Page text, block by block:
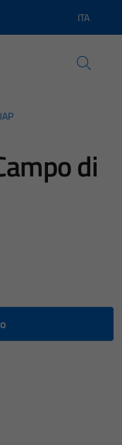
Lingua
ITA
di